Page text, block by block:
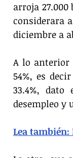
arroja
considerara
diciembre a
A lo anterior
54%, es
33.4%,
desempleo y
Lea